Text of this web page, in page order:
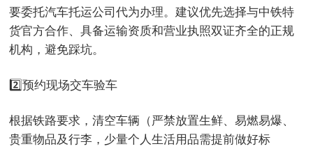
要委托汽车托运公司代为办理。建议优先选择与中铁特
货官方合作、具备运输资质和营业执照双证齐全的正规
机构，避免踩坑。
2️⃣预约现场交车验车
根据铁路要求，清空车辆（严禁放置生鲜、易燃易爆、
贵重物品及行李，少量个人生活用品需提前做好标